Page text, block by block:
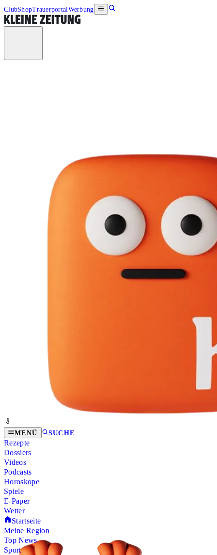
ClubShopTrauerportalWerbung
MENÜ SUCHE
Rezepte
Dossiers
Videos
Podcasts
Horoskope
Spiele
E-Paper
Wetter
Startseite
Meine Region
Top News
Sport